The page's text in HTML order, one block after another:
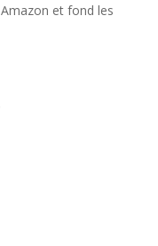
et fond les